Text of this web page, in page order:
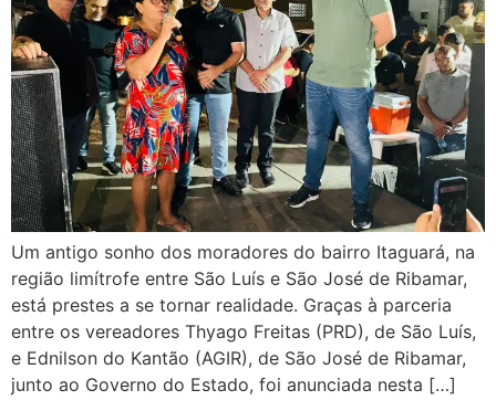
Um antigo sonho dos moradores do bairro Itaguará, na
região limítrofe entre São Luís e São José de Ribamar,
está prestes a se tornar realidade. Graças à parceria
entre os vereadores Thyago Freitas (PRD), de São Luís,
e Ednilson do Kantão (AGIR), de São José de Ribamar,
junto ao Governo do Estado, foi anunciada nesta […]